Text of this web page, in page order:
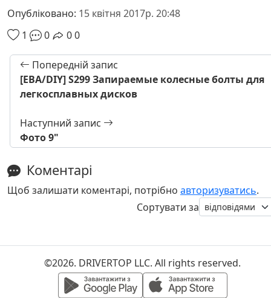
Опубліковано: 15 квітня 2017р. 20:48
1
0 00
Попередній запис
[EBA/DIY] S299 Запираемые колесные болты для
легкосплавных дисков
Наступний запис
Фото 9"
Коментарі
Щоб залишати коментарі, потрібно авторизуватись.
Сортувати за
©2026. DRIVERTOP LLC. All rights reserved.